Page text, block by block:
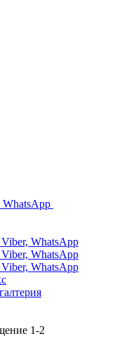
WhatsApp
WhatsApp
WhatsApp
1-2